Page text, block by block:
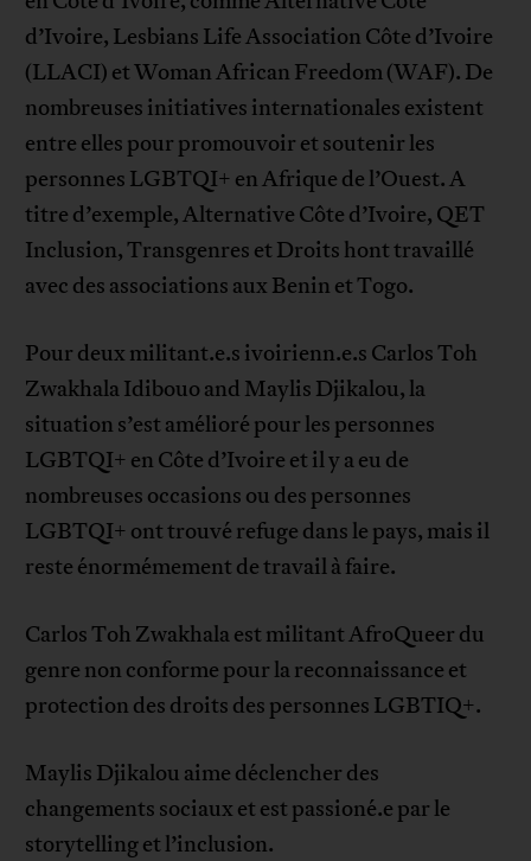
d’Ivoire, Lesbians Life Association Côte d’Ivoire
(LLACI) et Woman African Freedom (WAF). De
nombreuses initiatives internationales existent
entre elles pour promouvoir et soutenir les
personnes LGBTQI+ en Afrique de l’Ouest. A
titre d’exemple, Alternative Côte d’Ivoire, QET
Inclusion, Transgenres et Droits hont travaillé
avec des associations aux Benin et Togo.
Pour deux militant.e.s ivoirienn.e.s Carlos Toh
Zwakhala Idibouo and Maylis Djikalou, la
situation s’est amélioré pour les personnes
LGBTQI+ en Côte d’Ivoire et il y a eu de
nombreuses occasions ou des personnes
LGBTQI+ ont trouvé refuge dans le pays, mais il
reste énormémement de travail à faire.
Carlos Toh Zwakhala est militant AfroQueer du
genre non conforme pour la reconnaissance et
protection des droits des personnes LGBTIQ+.
Maylis Djikalou aime déclencher des
changements sociaux et est passioné.e par le
storytelling et l’inclusion.